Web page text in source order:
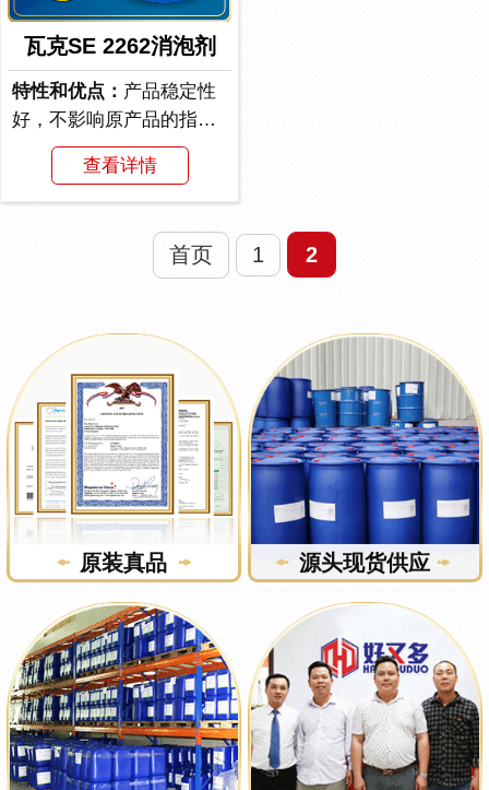
瓦克SE 2262消泡剂
特性和优点： 产品稳定性
好，不影响原产品的指标/
解决国内消泡剂消除...
查看详情
首页 1 2
原装真品 源头现货供应